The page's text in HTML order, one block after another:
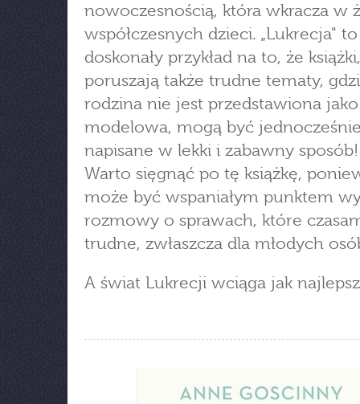
nowoczesnością, która wkracza w
współczesnych dzieci. „Lukrecja" to
doskonały przykład na to, że
poruszają także trudne tematy,
rodzina nie jest przedstawiona
modelowa, mogą być
napisane w lekki i zabawny sposób!
Warto sięgnąć po tę książkę,
może być wspaniałym punktem
rozmowy o sprawach, które
trudne, zwłaszcza dla młodych
A świat Lukrecji wciąga jak